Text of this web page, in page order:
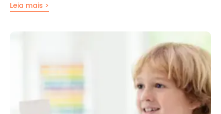
Leia mais >